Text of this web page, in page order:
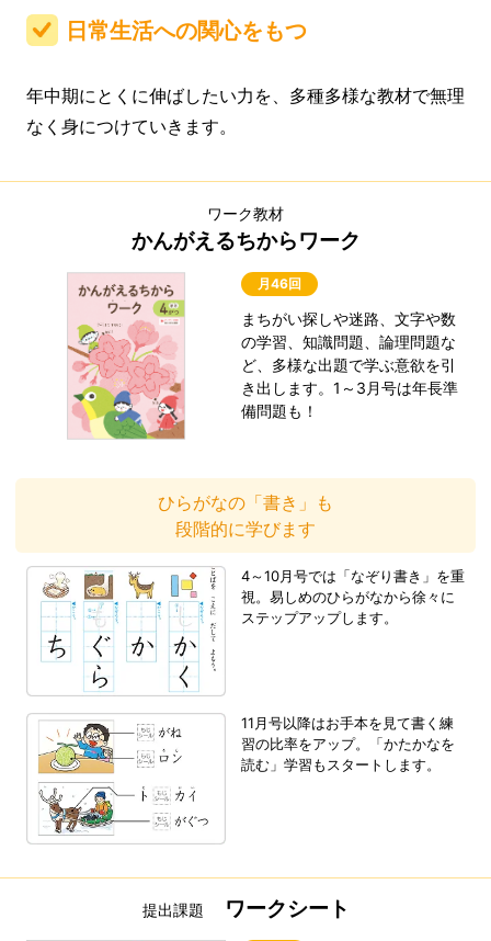
日常生活への関心をもつ
年中期にとくに伸ばしたい力を、多種多様な教材で無理
なく身につけていきます。
ワーク教材
かんがえるちからワーク
月46回
まちがい探しや迷路、文字や数
の学習、知識問題、論理問題な
ど、多様な出題で学ぶ意欲を引
き出します。1～3月号は年長準
備問題も！
ひらがなの「書き」も
段階的に学びます
4～10月号では「なぞり書き」を重
視。易しめのひらがなから徐々に
ステップアップします。
11月号以降はお手本を見て書く練
習の比率をアップ。「かたかなを
読む」学習もスタートします。
提出課題 ワークシート